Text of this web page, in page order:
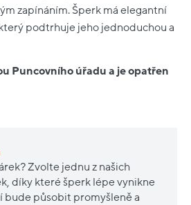
zapínáním. Šperk má elegantní
podtrhuje jeho jednoduchou a
Puncovního úřadu a je opatřen
Zvolte jednu z našich
díky které šperk lépe vynikne
bude působit promyšleně a